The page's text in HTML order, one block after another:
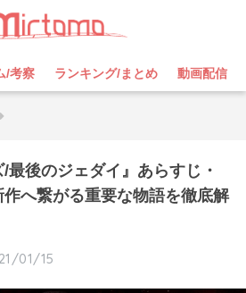
/考察 ランキング/まとめ 動画配信
/最後のジェダイ』あらすじ・
へ繋がる重要な物語を徹底解
01/15